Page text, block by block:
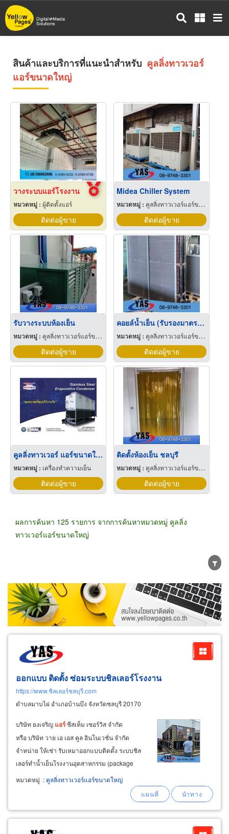
ข้าม
ไป
สินค้าและบริการที่แนะนำสำหรับ คูลลิ่งทาวเวอร์
แอร์ขนาดใหญ่
วางระบบแอร์โรงงาน
หมวดหมู่ : ผู้ติดตั้งแอร์
ติดต่อผู้ขาย
Midea Chiller System
หมวดหมู่ : คูลลิ่งทาวเวอร์แอร์ขนาดใหญ่
ติดต่อผู้ขาย
รับวางระบบห้องเย็น
หมวดหมู่ : คูลลิ่งทาวเวอร์แอร์ขนาดใหญ่
ติดต่อผู้ขาย
คอยล์น้ำเย็น (รับรองมาตรฐาน AHRI)
หมวดหมู่ : คูลลิ่งทาวเวอร์แอร์ขนาดใหญ่
ติดต่อผู้ขาย
คูลลิ่งทาวเวอร์ แอร์ขนาดใหญ่ อุปกรณ์เครื่องระบายความร้อน
หมวดหมู่ : เครื่องทำความเย็น
ติดต่อผู้ขาย
ติดตั้งห้องเย็น ชลบุรี
หมวดหมู่ : คูลลิ่งทาวเวอร์แอร์ขนาดใหญ่
ติดต่อผู้ขาย
ผลการค้นหา 125 รายการ จากการค้นหาหมวดหมู่ คูลลิ่ง
ทาวเวอร์แอร์ขนาดใหญ่
ขายส่ง ขายปลีก ผู้ผลิต
ตัวแทนจัดจำหน่าย
ผู้ส่งออก/นำเข้า
ธุรกิจบริการ
ออกแบบ ติดตั้ง ซ่อมระบบชิลเลอร์โรงงาน
https://www.ชิลเลอร์ชลบุรี.com
ตำบลมาบไผ่ อำเภอบ้านบึง จังหวัดชลบุรี 20170
บริษัท ยงเจริญ แอร์ซีสเท็ม เซอร์วิส จำกัด
หรือ บริษัท วาย เอ เอส คูล อินโนเวชั่น จำกัด
จำหน่าย ให้เช่า รับเหมาออกแบบติดตั้ง ระบบชิล
เลอร์ทำน้ำเย็นโรงงานอุตสาหกรรม (package
water cooled chiller) ของ midea chiller system
ชลบุรี จำหน่ายและติดตั้ง ชิลเลอร์ ชุดระบายความ
หมวดหมู่ : คูลลิ่งทาวเวอร์แอร์ขนาดใหญ่